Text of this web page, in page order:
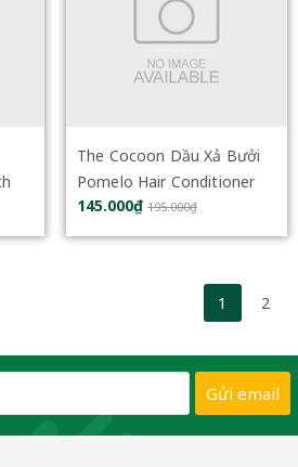
The Cocoon Dầu Xả Bưởi
Pomelo Hair Conditioner
310ml
145.000₫ 195.000₫
1 2
Gửi email